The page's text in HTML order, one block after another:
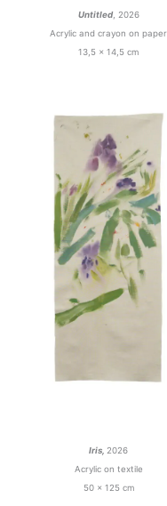
Untitled, 2026
Acrylic and crayon on paper
13,5 x 14,5 cm
Iris, 2026
Acrylic on textile
50 x 125 cm